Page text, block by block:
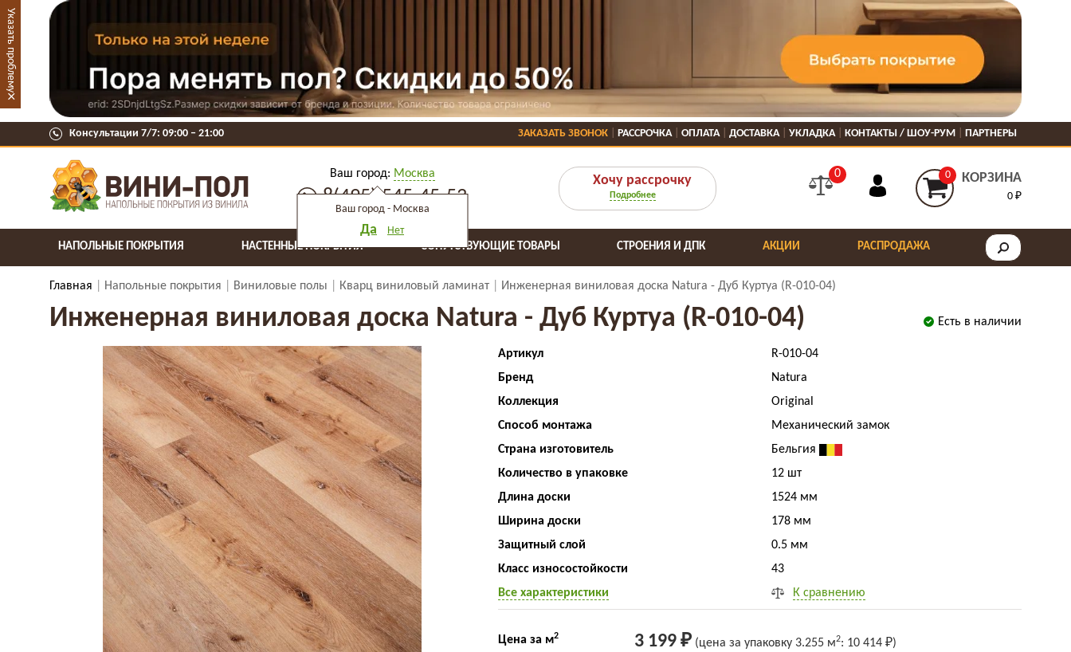
Консультации 7/7: 09:00 ‒ 21:00 ЗАКАЗАТЬ ЗВОНОК РАССРОЧКА ОПЛАТА ДОСТАВКА УКЛАДКА КОНТАКТЫ / ШОУ-РУМ ПАРТНЕРЫ
Ваш город: Москва
Ваш город - Москва
Да Нет
8(495) 545-45-53
Хочу рассрочку
Подробнее
0 0 КОРЗИНА
0 ₽
НАПОЛЬНЫЕ ПОКРЫТИЯ НАСТЕННЫЕ ПОКРЫТИЯ СОПУТСТВУЮЩИЕ ТОВАРЫ РАСПРОДАЖА
СТРОЕНИЯ И ДПК АКЦИИ
Главная Напольные покрытия Виниловые полы Кварц виниловый ламинат Инженерная виниловая доска Natura - Дуб Куртуа (R-010-04)
Есть в наличии
Инженерная виниловая доска Natura - Дуб Куртуа (R-010-04)
Артикул
R-010-04
Бренд
Natura
Коллекция
Original
Способ монтажа
Механический замок
Страна изготовитель
Бельгия
Количество в упаковке
12 шт
Длина доски
1524 мм
Ширина доски
178 мм
Защитный слой
0.5 мм
Класс износостойкости
43
Все характеристики
К сравнению
Цена за м2 3 199 ₽ (цена за упаковку 3.255 м2: 10 414 ₽)
Указать проблему
×